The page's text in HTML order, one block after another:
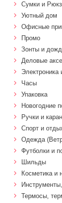
Сумки и
Уютный дом
Офисные
Промо
Зонты и
Деловые
Электроника
Часы
Упаковка
Новогодние
Ручки и
Спорт и
Одежда
Футболки и
Шильды
Косметика и
Термосы,